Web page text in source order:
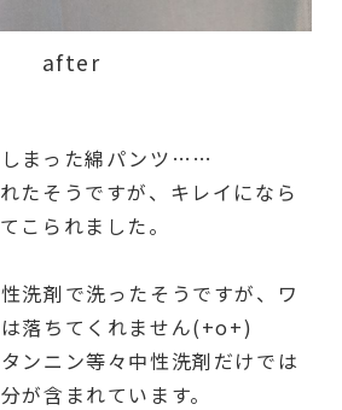
after
まった綿パンツ……
たそうですが、キレイになら
こられました。
洗剤で洗ったそうですが、ワ
落ちてくれません(+o+)
ンニン等々中性洗剤だけでは
が含まれています。